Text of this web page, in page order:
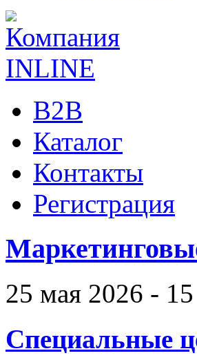
B2B
Каталог
Контакты
Регистрация
25 мая 2026 -
Специальные